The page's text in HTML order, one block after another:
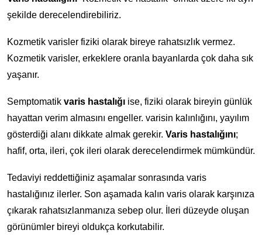
şekilde derecelendirebiliriz.
Kozmetik varisler fiziki olarak bireye rahatsızlık vermez.
Kozmetik varisler, erkeklere oranla bayanlarda çok daha sık
yaşanır.
Semptomatik varis hastalığı ise, fiziki olarak bireyin günlük
hayattan verim almasını engeller. varisin kalınlığını, yayılım
gösterdiği alanı dikkate almak gerekir. Varis hastalığını;
hafif, orta, ileri, çok ileri olarak derecelendirmek mümkündür.
Tedaviyi reddettiğiniz aşamalar sonrasında varis
hastalığınız ilerler. Son aşamada kalın varis olarak karşınıza
çıkarak rahatsızlanmanıza sebep olur. İleri düzeyde oluşan
görünümler bireyi oldukça korkutabilir.